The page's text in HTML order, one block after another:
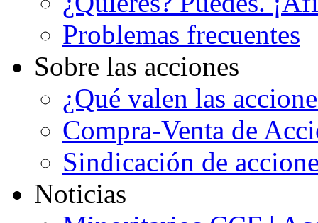
Problemas frecuentes
Sobre las acciones
¿Qué valen las
Compra-Venta de
Sindicación de
Noticias